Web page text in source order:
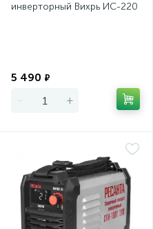
инверторный Вихрь ИС-220
5 490 ₽
- +